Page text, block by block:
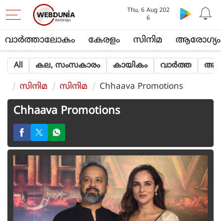
വാര്‍ത്താലോകം കേരളം സിനിമ ആരോഗ്യം
Thu, 6 Aug 202
6
All കല, സംസകാരം കായികം വാര്‍ത്ത
സിനിമ സിനിമ Chhaava Promotions
Chhaava Promotions